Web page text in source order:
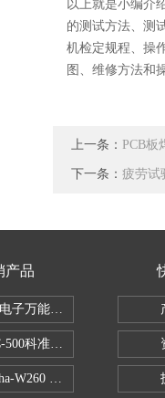
以上就是小编介
的测试方法、测
机检定规程、操
图、维修方法和
上一条： PCB板
下一条： 疲劳试
产品
子万能拉力机KZ-SSBC-500
500科准单柱电子万能试验
W260 半导体全自动推拉